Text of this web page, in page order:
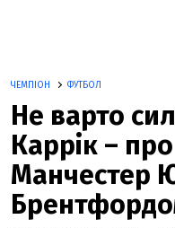
ЧЕМПІОН ФУТБОЛ
Не варто
Каррік –
Манчестер